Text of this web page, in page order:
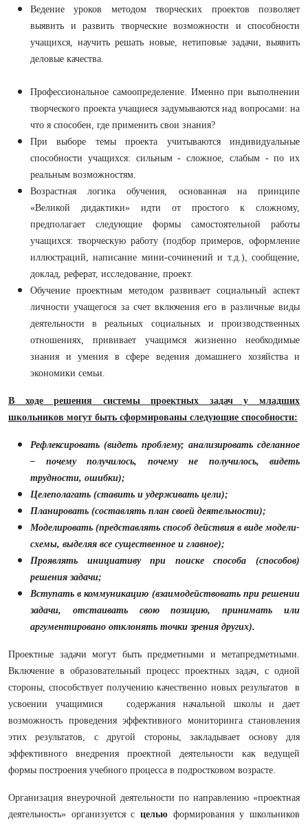
Ведение уроков методом творческих проектов позволяет
выявить и развить творческие возможности и способности
учащихся, научить решать новые, нетиповые задачи, выявить
деловые качества.
Профессиональное самоопределение. Именно при выполнении
творческого проекта учащиеся задумываются над вопросами: на
что я способен, где применить свои знания?
При выборе темы проекта учитываются индивидуальные
способности учащихся: сильным - сложное, слабым - по их
реальным возможностям.
Возрастная логика обучения, основанная на принципе
«Великой дидактики» идти от простого к сложному,
предполагает следующие формы самостоятельной работы
учащихся: творческую работу (подбор примеров, оформление
иллюстраций, написание мини-сочинений и т.д.), сообщение,
доклад, реферат, исследование, проект.
Обучение проектным методом развивает социальный аспект
личности учащегося за счет включения его в различные виды
деятельности в реальных социальных и производственных
отношениях, прививает учащимся жизненно необходимые
знания и умения в сфере ведения домашнего хозяйства и
экономики семьи.
В ходе решения системы проектных задач у младших
школьников могут быть сформированы следующие способности:
Рефлексировать (видеть проблему; анализировать сделанное
– почему получилось, почему не получилось, видеть
трудности, ошибки);
Целеполагать (ставить и удерживать цели);
Планировать (составлять план своей деятельности);
Моделировать (представлять способ действия в виде модели-
схемы, выделяя все существенное и главное);
Проявлять инициативу при поиске способа (способов)
решения задачи;
Вступать в коммуникацию (взаимодействовать при решении
задачи, отстаивать свою позицию, принимать или
аргументировано отклонять точки зрения других).
Проектные задачи могут быть предметными и метапредметными.
Включение в образовательный процесс проектных задач, с одной
стороны, способствует получению качественно новых результатов в
усвоении учащимися содержания начальной школы и дает
возможность проведения эффективного мониторинга становления
этих результатов, с другой стороны, закладывает основу для
эффективного внедрения проектной деятельности как ведущей
формы построения учебного процесса в подростковом возрасте.
Организация внеурочной деятельности по направлению «проектная
деятельность» организуется с целью формирования у школьников